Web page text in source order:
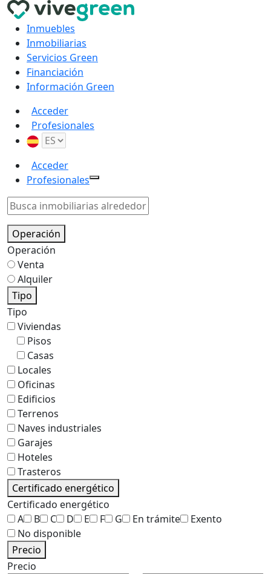
Inmuebles
Inmobiliarias
Servicios Green
Financiación
Información Green
Acceder
Profesionales
Acceder
Profesionales
Operación
Operación
Venta
Alquiler
Tipo
Tipo
Viviendas
Pisos
Casas
Locales
Oficinas
Edificios
Terrenos
Naves industriales
Garajes
Hoteles
Trasteros
Certificado energético
Certificado energético
A
B C D E F G En trámite
Exento
No disponible
Precio
Precio